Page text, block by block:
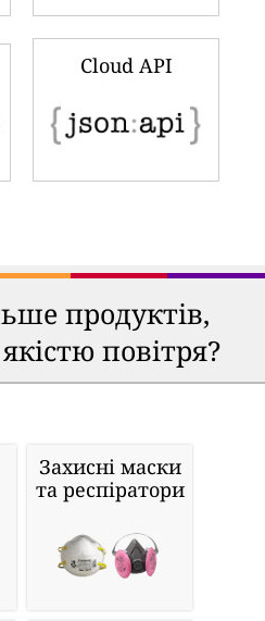
Cloud API
продуктів,
повітря?
Захисні маски
та респіратори